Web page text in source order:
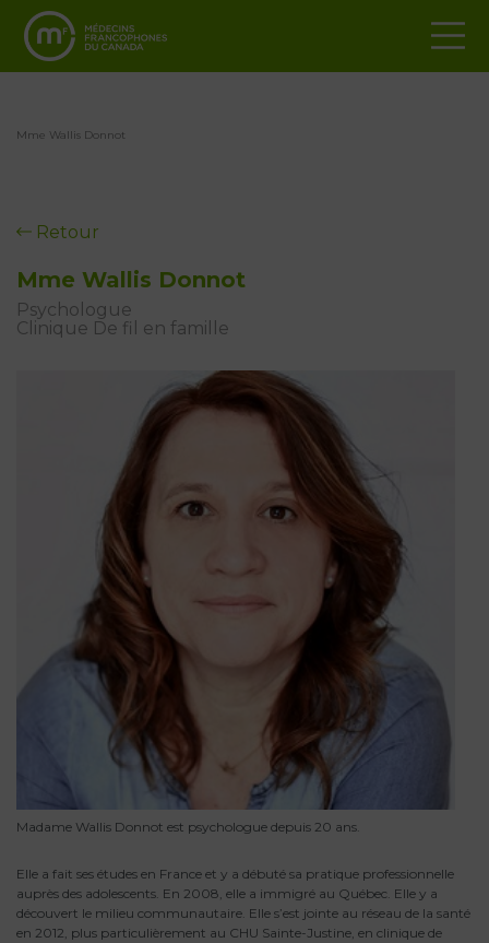
Mme Wallis Donnot
Retour
Mme Wallis Donnot
Psychologue
Clinique De fil en famille
Madame Wallis Donnot est psychologue depuis 20 ans.
Elle a fait ses études en France et y a débuté sa pratique professionnelle
auprès des adolescents. En 2008, elle a immigré au Québec. Elle y a
découvert le milieu communautaire. Elle s’est jointe au réseau de la santé
en 2012, plus particulièrement au CHU Sainte-Justine, en clinique de